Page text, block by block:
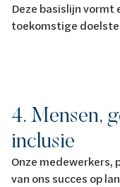
Deze basislijn
toekomstige
4. Mensen,
inclusie
Onze medewerkers,
van ons succes op